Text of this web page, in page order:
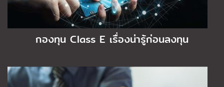
กองทุน Class E เรื่องน่ารู้ก่อนลงทุน